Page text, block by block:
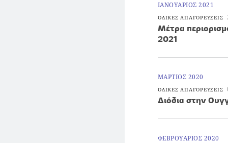
ΙΑΝΟΥΑΡΙΟΣ 2021
ΟΔΙΚΕΣ ΑΠΑΓΟΡΕΥΣΕΙΣ
Μέτρα
2021
ΜΑΡΤΙΟΣ 2020
ΟΔΙΚΕΣ ΑΠΑΓΟΡΕΥΣΕΙΣ
Διόδια στην
ΦΕΒΡΟΥΑΡΙΟΣ 2020